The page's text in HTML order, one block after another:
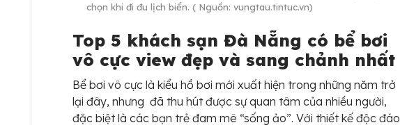
chọn khi đi đu lịch biển. ( Nguồn: vungtau.tintuc.vn)
Top 5 khách sạn Đà Nẵng có bể bơi
vô cực view đẹp và sang chảnh nhất
Bể bơi vô cực là kiểu hồ bơi mới xuất hiện trong những năm trở
lại đây, nhưng đã thu hút được sự quan tâm của nhiều người,
đặc biệt là các bạn trẻ đam mê “sống ảo”. Với thiết kế độc đáo